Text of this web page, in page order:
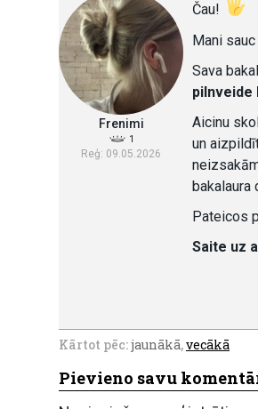
Frenimi
1
Reģ: 09.05.2026
Čau!
Mani
Sava
pilnveide
Aicinu
un
bakalaura
Pateicos
Saite uz
Kārtot pēc:jaunākā,vecākā
Pievieno savu